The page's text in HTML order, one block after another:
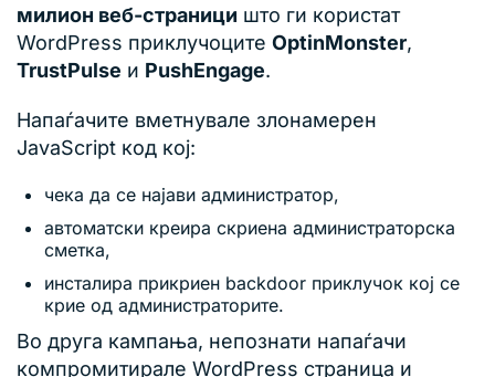
милион веб-страници што ги користат
WordPress приклучоците OptinMonster,
TrustPulse и PushEngage.
Напаѓачите вметнувале злонамерен
JavaScript код кој:
чека да се најави администратор,
автоматски креира скриена администраторска
сметка,
инсталира прикриен backdoor приклучок кој се
крие од администраторите.
Во друга кампања, непознати напаѓачи
компромитирале WordPress страница и